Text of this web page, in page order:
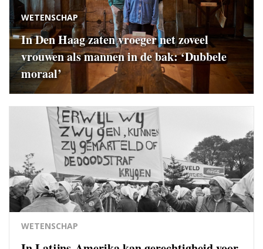
WETENSCHAP
In Den Haag zaten vroeger net zoveel
vrouwen als mannen in de bak: ‘Dubbele
moraal’
WETENSCHAP